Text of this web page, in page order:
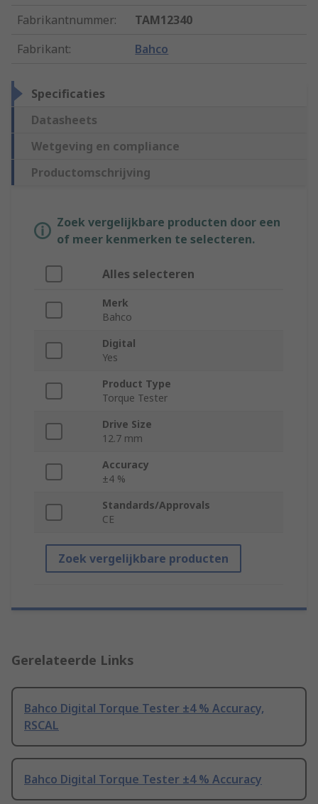
Fabrikantnummer:
TAM12340
Fabrikant: Bahco
Specificaties
Datasheets
Wetgeving en compliance
Productomschrijving
Zoek vergelijkbare producten door een
of meer kenmerken te selecteren.
Alles selecteren
Merk
Bahco
Digital
Yes
Product Type
Torque Tester
Drive Size
12.7 mm
Accuracy
±4 %
Standards/Approvals
CE
Zoek vergelijkbare producten
Gerelateerde Links
Bahco Digital Torque Tester ±4 % Accuracy,
RSCAL
Bahco Digital Torque Tester ±4 % Accuracy